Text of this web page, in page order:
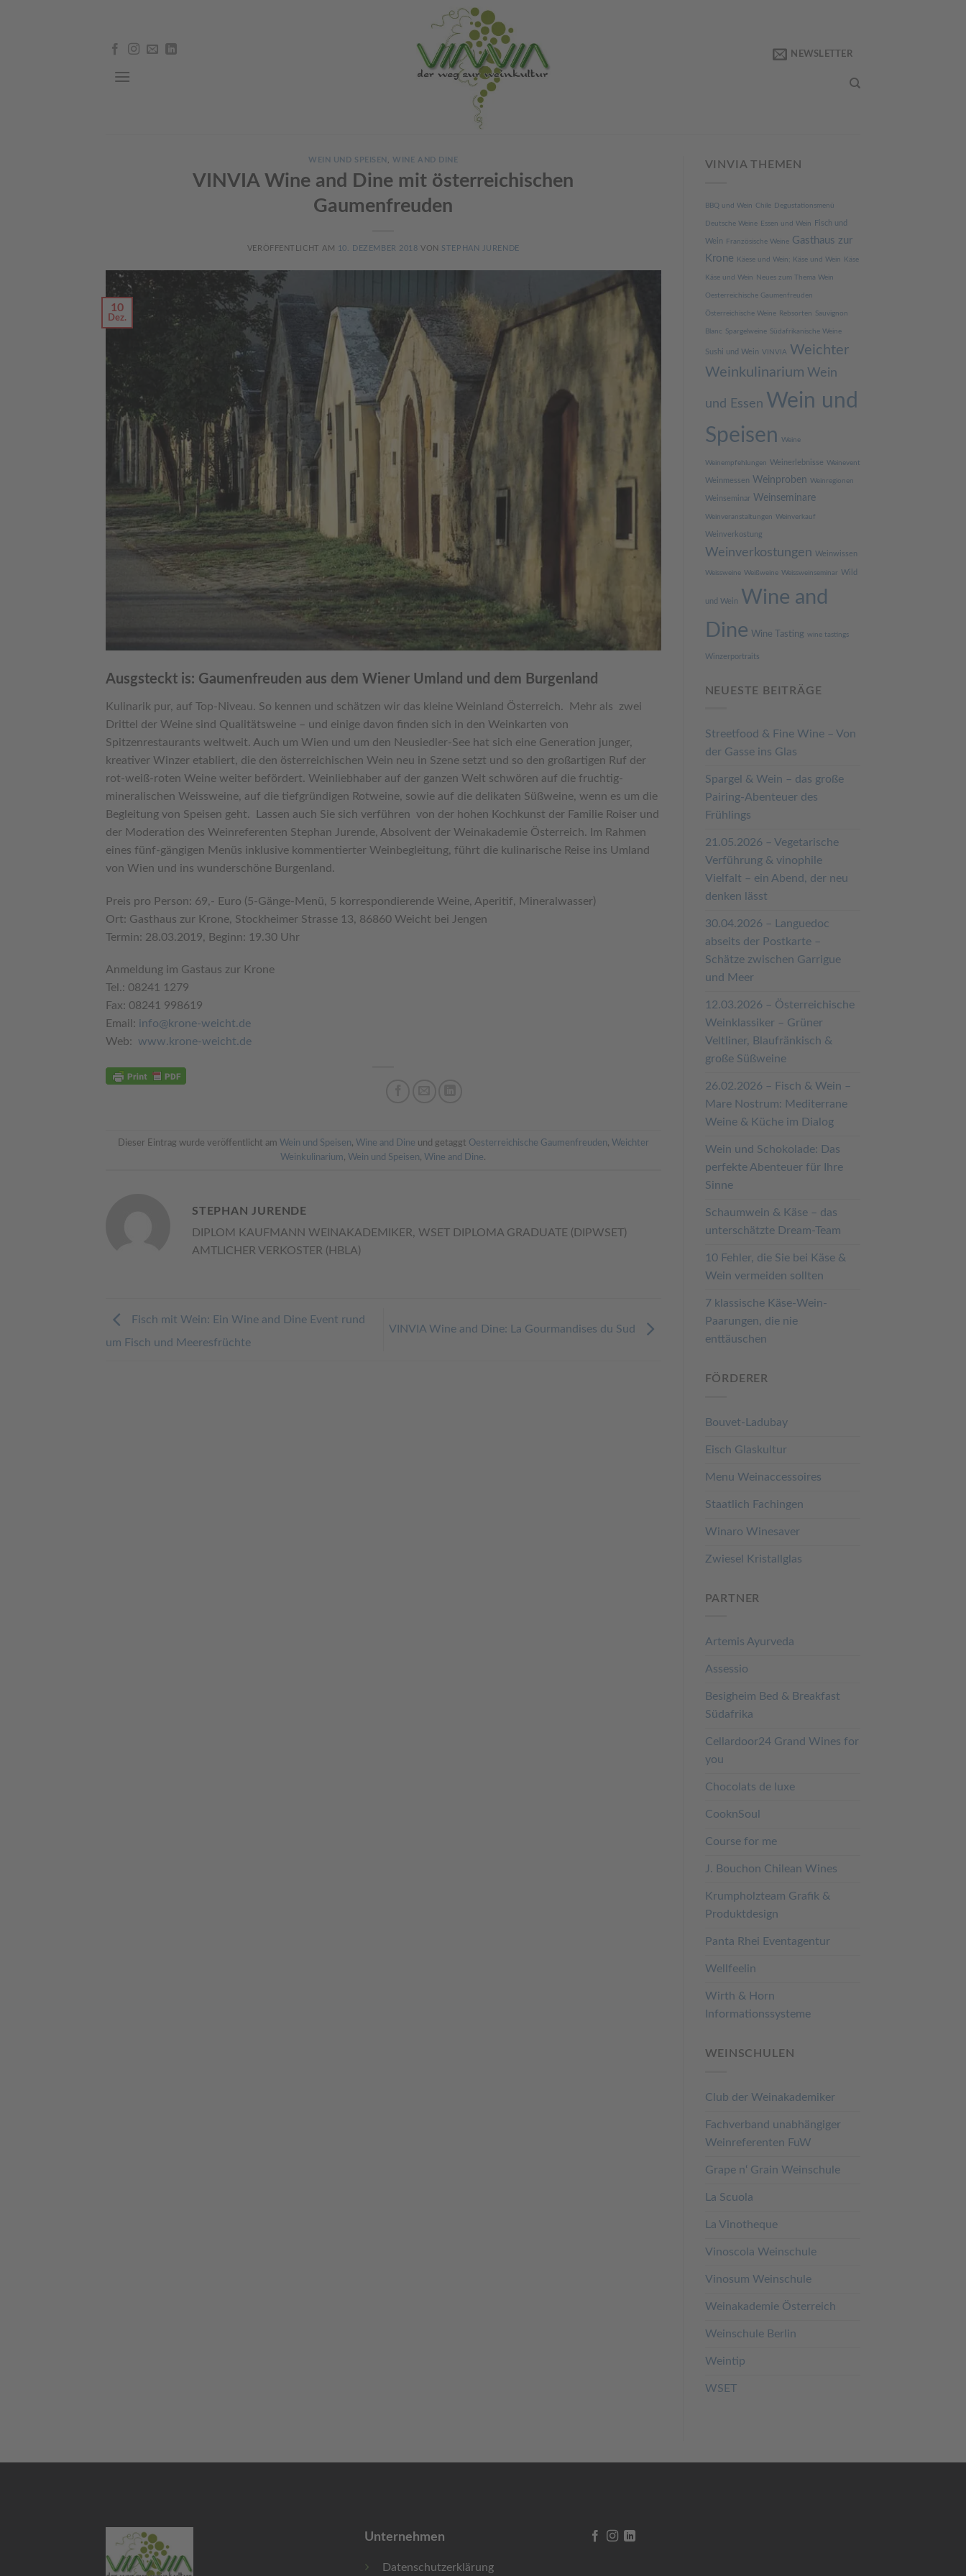
NEWSLETTER
WEIN UND SPEISEN ,WINE AND DINE
VINVIA Wine and Dine mit österreichischen
Gaumenfreuden
VERÖFFENTLICHT AM 10. DEZEMBER 2018 VON STEPHAN JURENDE
10
Dez.
Ausgsteckt is: Gaumenfreuden aus dem Wiener Umland und dem Burgenland
Kulinarik pur, auf Top-Niveau. So kennen und schätzen wir das kleine Weinland Österreich. Mehr als zwei
Drittel der Weine sind Qualitätsweine – und einige davon finden sich in den Weinkarten von
Spitzenrestaurants weltweit. Auch um Wien und um den Neusiedler-See hat sich eine Generation junger,
kreativer Winzer etabliert, die den österreichischen Wein neu in Szene setzt und so den großartigen Ruf der
rot-weiß-roten Weine weiter befördert. Weinliebhaber auf der ganzen Welt schwören auf die fruchtig-
mineralischen Weissweine, auf die tiefgründigen Rotweine, sowie auf die delikaten Süßweine, wenn es um die
Begleitung von Speisen geht. Lassen auch Sie sich verführen von der hohen Kochkunst der Familie Roiser und
der Moderation des Weinreferenten Stephan Jurende, Absolvent der Weinakademie Österreich. Im Rahmen
eines fünf-gängigen Menüs inklusive kommentierter Weinbegleitung, führt die kulinarische Reise ins Umland
von Wien und ins wunderschöne Burgenland.
Preis pro Person: 69,- Euro (5-Gänge-Menü, 5 korrespondierende Weine, Aperitif, Mineralwasser)
Ort: Gasthaus zur Krone, Stockheimer Strasse 13, 86860 Weicht bei Jengen
Termin: 28.03.2019, Beginn: 19.30 Uhr
Anmeldung im Gastaus zur Krone
Tel.: 08241 1279
Fax: 08241 998619
Email: info@krone-weicht.de
Web: www.krone-weicht.de
Dieser Eintrag wurde veröffentlicht am Wein und Speisen, Wine and Dine und getaggt Oesterreichische Gaumenfreuden, Weichter
Weinkulinarium, Wein und Speisen, Wine and Dine.
STEPHAN JURENDE
DIPLOM KAUFMANN WEINAKADEMIKER, WSET DIPLOMA GRADUATE (DIPWSET)
AMTLICHER VERKOSTER (HBLA)
Fisch mit Wein: Ein Wine and Dine Event rund
um Fisch und Meeresfrüchte
VINVIA Wine and Dine: La Gourmandises du Sud
VINVIA THEMEN
BBQ und Wein Chile Degustationsmenü
Deutsche Weine Essen und Wein Fisch und
Wein Französische Weine Gasthaus zur
Krone
Käese und Wein; Käse und Wein Käse
Käse und Wein Neues zum Thema Wein
Oesterreichische Gaumenfreuden
Österreichische Weine Rebsorten Sauvignon
Blanc Spargelweine Südafrikanische Weine
Sushi und Wein VINVIA Weichter
Weinkulinarium Wein
und Essen Wein und
Speisen Weine
Weinempfehlungen Weinerlebnisse Weinevent
Weinmessen Weinproben Weinregionen
Weinseminar Weinseminare
Weinveranstaltungen Weinverkauf
Weinverkostung
Weinverkostungen Weinwissen
Weissweine Weißweine Weissweinseminar Wild
und Wein Wine and
Dine Wine Tasting wine tastings
Winzerportraits
NEUESTE BEITRÄGE
Streetfood & Fine Wine – Von
der Gasse ins Glas
Spargel & Wein – das große
Pairing-Abenteuer des
Frühlings
21.05.2026 – Vegetarische
Verführung & vinophile
Vielfalt – ein Abend, der neu
denken lässt
30.04.2026 – Languedoc
abseits der Postkarte –
Schätze zwischen Garrigue
und Meer
12.03.2026 – Österreichische
Weinklassiker – Grüner
Veltliner, Blaufränkisch &
große Süßweine
26.02.2026 – Fisch & Wein –
Mare Nostrum: Mediterrane
Weine & Küche im Dialog
Wein und Schokolade: Das
perfekte Abenteuer für Ihre
Sinne
Schaumwein & Käse – das
unterschätzte Dream-Team
10 Fehler, die Sie bei Käse &
Wein vermeiden sollten
7 klassische Käse-Wein-
Paarungen, die nie
enttäuschen
FÖRDERER
Bouvet-Ladubay
Eisch Glaskultur
Menu Weinaccessoires
Staatlich Fachingen
Winaro Winesaver
Zwiesel Kristallglas
PARTNER
Artemis Ayurveda
Assessio
Besigheim Bed & Breakfast
Südafrika
Cellardoor24 Grand Wines for
you
Chocolats de luxe
CooknSoul
Course for me
J. Bouchon Chilean Wines
Krumpholzteam Grafik &
Produktdesign
Panta Rhei Eventagentur
Wellfeelin
Wirth & Horn
Informationssysteme
WEINSCHULEN
Club der Weinakademiker
Fachverband unabhängiger
Weinreferenten FuW
Grape n‘ Grain Weinschule
La Scuola
La Vinotheque
Vinoscola Weinschule
Vinosum Weinschule
Weinakademie Österreich
Weinschule Berlin
Weintip
WSET
Unternehmen
Datenschutzerklärung